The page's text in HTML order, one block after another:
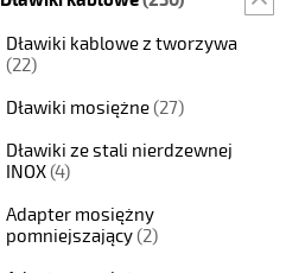
Dławiki kablowe z tworzywa
(22)
Dławiki mosiężne(27)
Dławiki ze stali nierdzewnej
INOX(4)
Adapter mosiężny
pomniejszający(2)